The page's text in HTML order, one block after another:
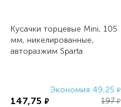
Кусачки торцевые Mini, 105
мм, никелированные,
авторазжим Sparta
Экономия 49,25 ₽
147,75 ₽ 197₽